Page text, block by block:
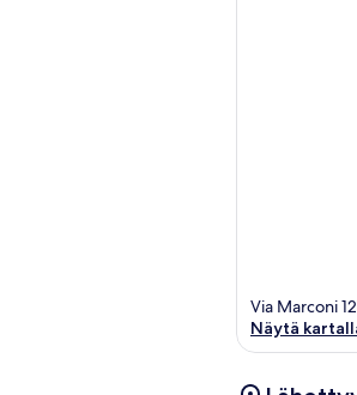
Via Marconi
Näytä